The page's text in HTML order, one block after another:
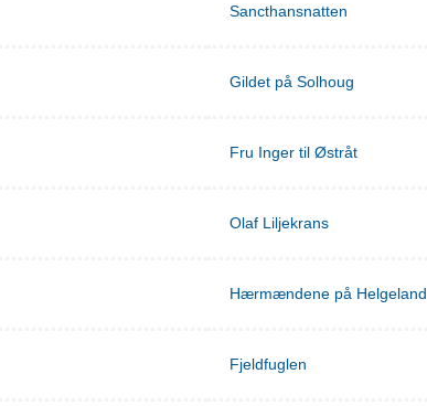
Sancthansnatten
Gildet på Solhoug
Fru Inger til Østråt
Olaf Liljekrans
Hærmændene på Helgeland
Fjeldfuglen